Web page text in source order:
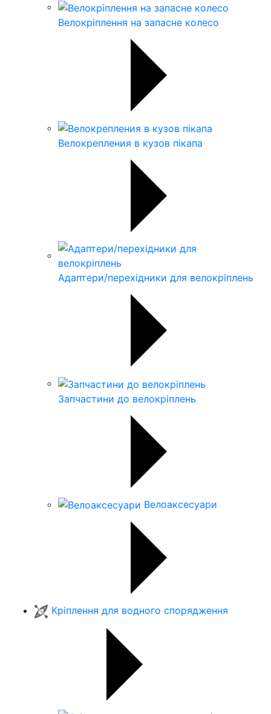
Велокріплення на запасне колесо
Велокрепления в кузов пікапа
Адаптери/перехідники для велокріплень
Запчастини до велокріплень
Велоаксесуари
Кріплення для водного спорядження